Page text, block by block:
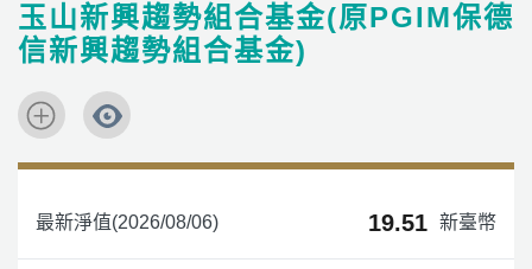
玉山新興趨勢組合基金(原PGIM保德
信新興趨勢組合基金)
最新淨值(2026/08/06) 19.51 新臺幣